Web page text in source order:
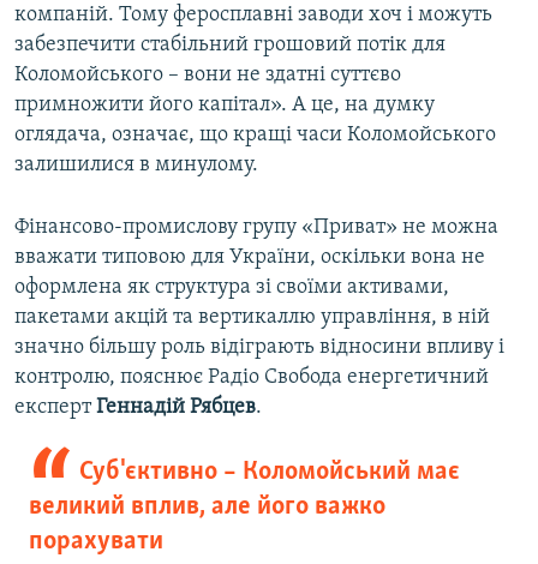
компаній. Тому феросплавні заводи хоч і можуть
забезпечити стабільний грошовий потік для
Коломойського – вони не здатні суттєво
примножити його капітал». А це, на думку
оглядача, означає, що кращі часи Коломойського
залишилися в минулому.
Фінансово-промислову групу «Приват» не можна
вважати типовою для України, оскільки вона не
оформлена як структура зі своїми активами,
пакетами акцій та вертикаллю управління, в ній
значно більшу роль відіграють відносини впливу і
контролю, пояснює Радіо Свобода енергетичний
експертГеннадій Рябцев.
Суб'єктивно – Коломойський має
великий вплив, але його важко
порахувати